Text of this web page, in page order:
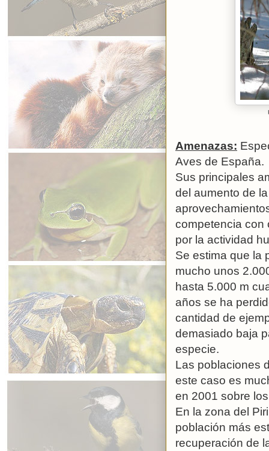
Amenazas:
Aves de España.
Sus principales
del aumento de
competencia con
por la actividad
Se estima que la
mucho unos
hasta 5.000 m
años se ha
cantidad de
demasiado baja
especie.
Las poblaciones
este caso es
en 2001 sobre
En la zona del
población más
recuperación de